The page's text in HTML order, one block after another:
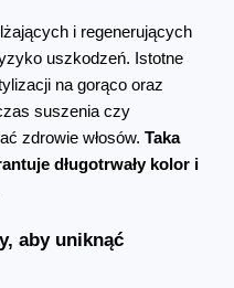
i regenerujących
uszkodzeń. Istotne
na gorąco oraz
suszenia czy
zdrowie włosów. Taka
długotrwały kolor i
aby uniknąć